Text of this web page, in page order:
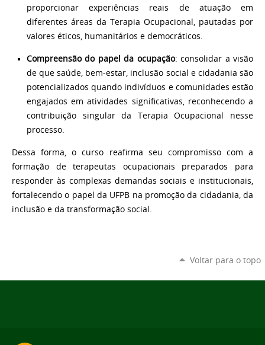
proporcionar experiências reais de atuação em
diferentes áreas da Terapia Ocupacional, pautadas por
valores éticos, humanitários e democráticos.
Compreensão do papel da ocupação: consolidar a visão
de que saúde, bem-estar, inclusão social e cidadania são
potencializados quando indivíduos e comunidades estão
engajados em atividades significativas, reconhecendo a
contribuição singular da Terapia Ocupacional nesse
processo.
Dessa forma, o curso reafirma seu compromisso com a
formação de terapeutas ocupacionais preparados para
responder às complexas demandas sociais e institucionais,
fortalecendo o papel da UFPB na promoção da cidadania, da
inclusão e da transformação social.
Voltar para o topo